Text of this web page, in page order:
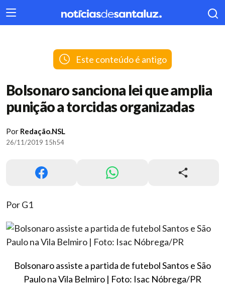
404
Este conteúdo é antigo
Bolsonaro sanciona lei que amplia
punição a torcidas organizadas
Por Redação.NSL
26/11/2019 15h54
Por G1
Bolsonaro assiste a partida de futebol Santos e São
Paulo na Vila Belmiro | Foto: Isac Nóbrega/PR